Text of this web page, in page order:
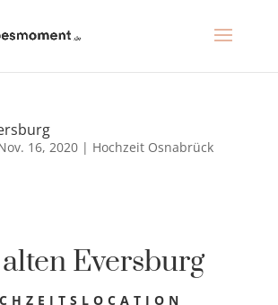
16, 2020| Hochzeit Osnabrück
Eversburg